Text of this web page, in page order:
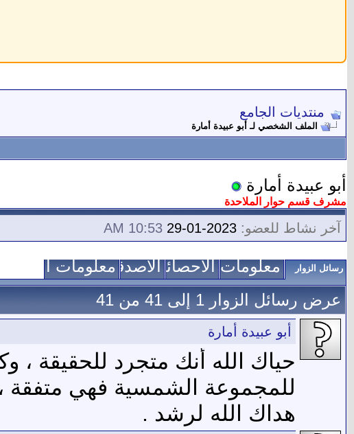
منتديات الجامع
الملف الشخصي لـ أبو عبيدة أمارة
أبو عبيدة أمارة
مشرف قسم حوار الملاحدة
آخر نشاط للعضو: 10:53 AM
رسائل الزوار معلومات عنيالاحصائياتالأصدقاءمعلومات الاتصال
عرض رسائل الزوار 1 إلى
41من41
أبو عبيدة أمارة
حياك الله أنك متجرد للحقيقة ،
للمجموعة الشمسية فهي متفقة
هداك الله لرشد .